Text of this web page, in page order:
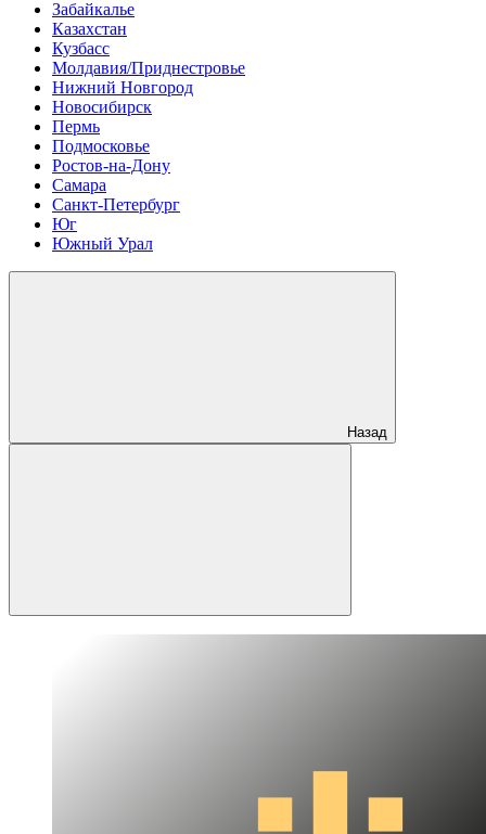
Забайкалье
Казахстан
Кузбасс
Молдавия/Приднестровье
Нижний Новгород
Новосибирск
Пермь
Подмосковье
Ростов-на-Дону
Самара
Санкт-Петербург
Юг
Южный Урал
Назад